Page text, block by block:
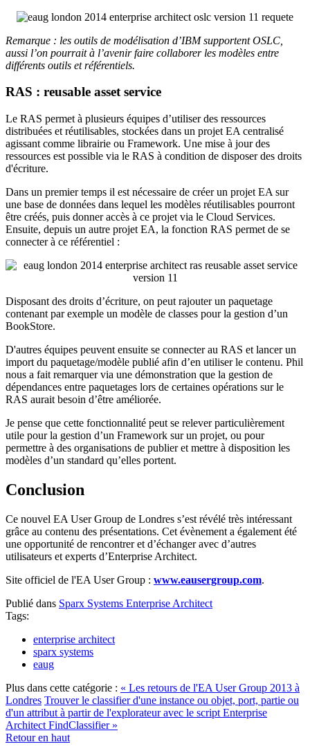
Remarque : les outils de modélisation d’IBM supportent OSLC,
aussi l’on pourrait à l’avenir faire collaborer les modèles entre
différents outils et référentiels.
RAS : reusable asset service
Le RAS permet à plusieurs équipes d’utiliser des ressources
distribuées et réutilisables, stockées dans un projet EA centralisé
agissant comme librairie ou Framework. Une mise à jour des
ressources est possible via le RAS à condition de disposer des droits
d'écriture.
Dans un premier temps il est nécessaire de créer un projet EA sur
une base de données dans lequel les modèles réutilisables pourront
être créés, puis donner accès à ce projet via le Cloud Services.
Ensuite, depuis un autre projet EA, la fonction RAS permet de se
connecter à ce référentiel :
Disposant des droits d’écriture, on peut rajouter un paquetage
contenant par exemple un modèle de classes pour la gestion d’un
BookStore.
D'autres équipes peuvent ensuite se connecter au RAS et lancer un
import du paquetage/modèle publié afin d’en utiliser le contenu. Phil
nous a fait remarquer via une démonstration que la gestion de
dépendances entre paquetages lors de certaines opérations sur le
RAS aurait besoin d’être améliorée.
Je pense que cette fonctionnalité peut se relever particulièrement
utile pour la gestion d’un Framework sur un projet, ou pour
permettre à des organisations de publier et mettre à disposition les
modèles d’un standard qu’elles portent.
Conclusion
Ce nouvel EA User Group de Londres s’est révélé très intéressant
grâce au contenu des présentations. Cet évènement a également été
une opportunité de rencontrer et d’échanger avec d’autres
utilisateurs et experts d’Enterprise Architect.
Site officiel de l'EA User Group : www.eausergroup.com.
Publié dans Sparx Systems Enterprise Architect
Tags:
enterprise architect
sparx systems
eaug
Plus dans cette catégorie : « Les retours de l'EA User Group 2013 à
Londres Trouver le classifier d'une instance ou objet, port, partie ou
d'un attribut à partir de l'explorateur avec le script Enterprise
Architect FindClassifier »
Retour en haut